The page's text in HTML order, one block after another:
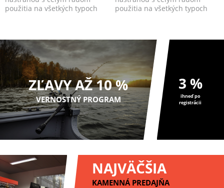
použitia na všetkých typoch
použitia na všetkých typoch
ZĽAVY AŽ 10 %
VERNOSTNÝ PROGRAM
3 %
ihneď po
registrácii
NAJVÄČŠIA
KAMENNÁ PREDAJŇA